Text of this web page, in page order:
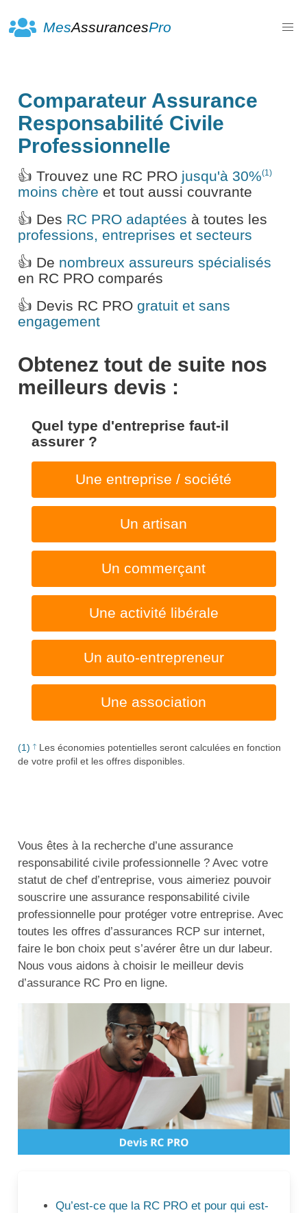
MesAssurancesPro
Comparateur Assurance
Responsabilité Civile
Professionnelle
👍 Trouvez une RC PRO jusqu'à 30%(1)
moins chère et tout aussi couvrante
👍 Des RC PRO adaptées à toutes les
professions, entreprises et secteurs
👍 De nombreux assureurs spécialisés
en RC PRO comparés
👍 Devis RC PRO gratuit et sans
engagement
Obtenez tout de suite nos
meilleurs devis :
Quel type d'entreprise faut-il
assurer ?
Une entreprise / société
Un artisan
Un commerçant
Une activité libérale
Un auto-entrepreneur
Une association
(1) Les économies potentielles seront calculées en fonction
de votre profil et les offres disponibles.
Vous êtes à la recherche d’une assurance
responsabilité civile professionnelle ? Avec votre
statut de chef d’entreprise, vous aimeriez pouvoir
souscrire une assurance responsabilité civile
professionnelle pour protéger votre entreprise. Avec
toutes les offres d’assurances RCP sur internet,
faire le bon choix peut s’avérer être un dur labeur.
Nous vous aidons à choisir le meilleur devis
d’assurance RC Pro en ligne.
Qu’est-ce que la RC PRO et pour qui est-